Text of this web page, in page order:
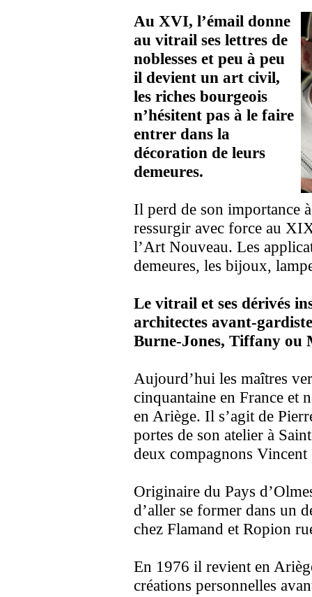
Au XVI, l’émail donne
au vitrail ses lettres de
noblesses et peu à peu
il devient un art civil,
les riches bourgeois
n’hésitent pas à le faire
entrer dans la
décoration de leurs
demeures.
Il perd de son importance
ressurgir avec force au
l’Art Nouveau. Les
demeures, les bijoux,
Le vitrail et ses dérivés
architectes avant-
Burne-Jones, Tiffany ou
Aujourd’hui les maîtres
cinquantaine en France et
en Ariège. Il s’agit de
portes de son atelier à
deux compagnons Vincent
Originaire du Pays
d’aller se former dans un
chez Flamand et Ropion
En 1976 il revient en
créations personnelles